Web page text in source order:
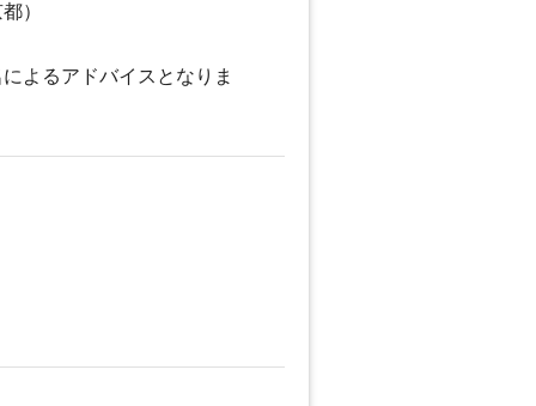
）
よるアドバイスとなりま